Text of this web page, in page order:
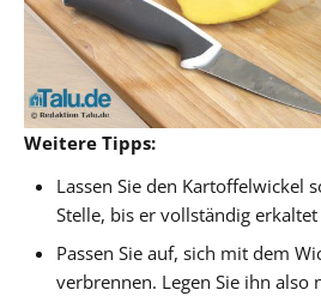
Weitere Tipps:
Lassen Sie den Kartoffelwickel
Stelle, bis er vollständig erkaltet
Passen Sie auf, sich mit dem
verbrennen. Legen Sie ihn also